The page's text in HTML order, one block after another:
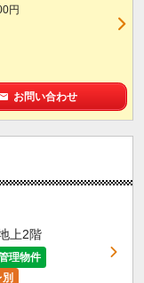
円
お問い合わせ
上2階
理物件